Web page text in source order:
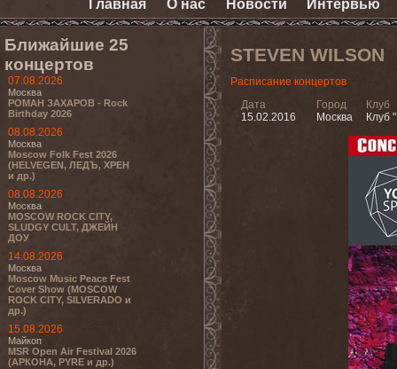
Главная О нас Новости Интервью
Ближайшие 25
концертов
07.08.2026
Москва
РОМАН ЗАХАРОВ - Rock
Birthday 2026
08.08.2026
Москва
Moscow Folk Fest 2026
(HELVEGEN, ЛЕДЪ, ХРЕН
и др.)
08.08.2026
Москва
MOSCOW ROCK CITY,
SLUDGY CULT, ДЖЕЙН
ДОУ
14.08.2026
Москва
Moscow Music Peace Fest
Cover Show (MOSCOW
ROCK CITY, SILVERADO и
др.)
15.08.2026
Майкоп
MSR Open Air Festival 2026
(АРКОНА, PYRE и др.)
STEVEN WILSON
Расписание концертов
Дата
15.02.2016
Город
Москва
Клуб
Клуб